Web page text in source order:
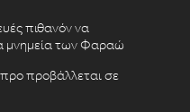
πιθανόν να
μνημεία των Φαραώ
προβάλλεται σε